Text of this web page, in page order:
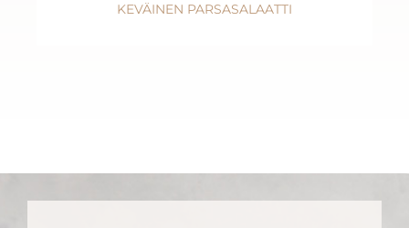
KEVÄINEN PARSASALAATTI